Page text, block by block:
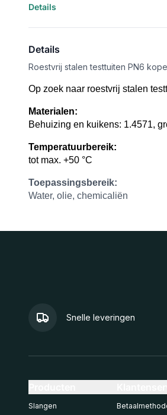
Details
Details
Roestvrij stalen testtuiten PN6
Op zoek naar roestvrij stalen
Materialen:
Behuizing en kuikens: 1.4571,
Temperatuurbereik:
tot max. +50 °C
Toepassingsbereik:
Water, olie, chemicaliën
Snelle leveringen
Slangen